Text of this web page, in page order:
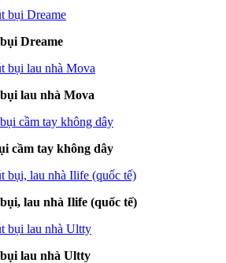
Dreame
lau nhà Mova
cầm tay không dây
lau nhà Ilife (quốc tế)
lau nhà Ultty